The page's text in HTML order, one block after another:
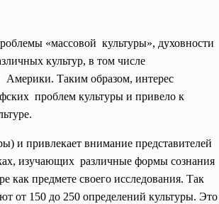
«массовой культуры», духовности
культур, в том числе
Америки. Таким образом, интерес
проблем культуры и привело к
и привлекает внимание представителей
изучающих различные формы сознания
как предмете своего исследования. Так
от 150 до 250 определений культуры. Это